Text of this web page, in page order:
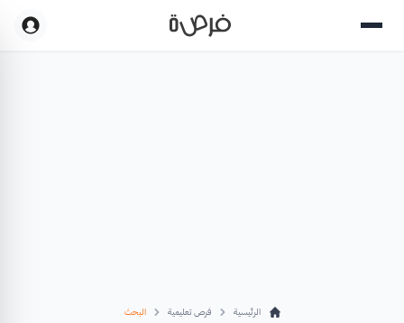
الرئيسية فرص تعليمية البحث